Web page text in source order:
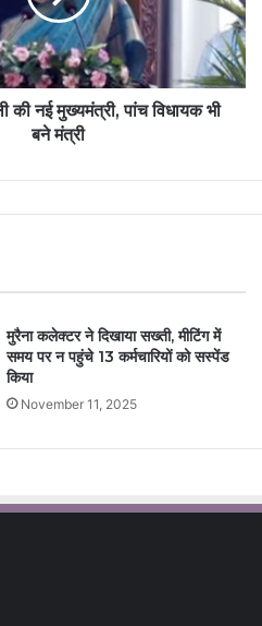
की नई मुख्यमंत्री, पांच विधायक भी
बने मंत्री
मुरैना कलेक्टर ने दिखाया सख्ती, मीटिंग में
समय पर न पहुंचे 13 कर्मचारियों को सस्पेंड
किया
November 11, 2025